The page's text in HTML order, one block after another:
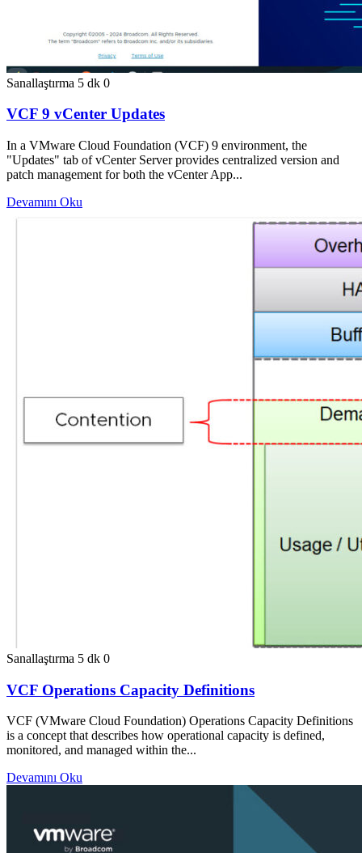
Sanallaştırma 5 dk 0
VCF 9 vCenter Updates
In a VMware Cloud Foundation (VCF) 9 environment, the
"Updates" tab of vCenter Server provides centralized version and
patch management for both the vCenter App...
Devamını Oku
Sanallaştırma 5 dk 0
VCF Operations Capacity Definitions
VCF (VMware Cloud Foundation) Operations Capacity Definitions
is a concept that describes how operational capacity is defined,
monitored, and managed within the...
Devamını Oku